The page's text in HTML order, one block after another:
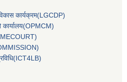
कार्यक्रम(LGCDP)
कार्यालय(OPMCM)